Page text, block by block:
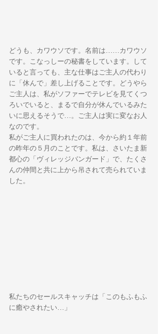
どうも、カワウソです。名前は……カワウソ
です。こなっしーの秘書をしています。して
いると言っても、主な仕事はご主人の代わり
に「休んで」差し上げることです。どうやら
ご主人は、私がソファーでテレビを見てくつ
ろいでいると、まるで自分が休んでいるみた
いに思えるそうで…。ご主人は実に変なお人
なのです。
私がご主人に買われたのは、今から約１年前
の昨年の５月のことです。私は、さいたま新
都心の「ヴィレッジバンガード」で、たくさ
んの仲間と共に上から吊されて売られていま
した。
私たちのセールスキャッチは「このもふもふ
に癒やされたい…」